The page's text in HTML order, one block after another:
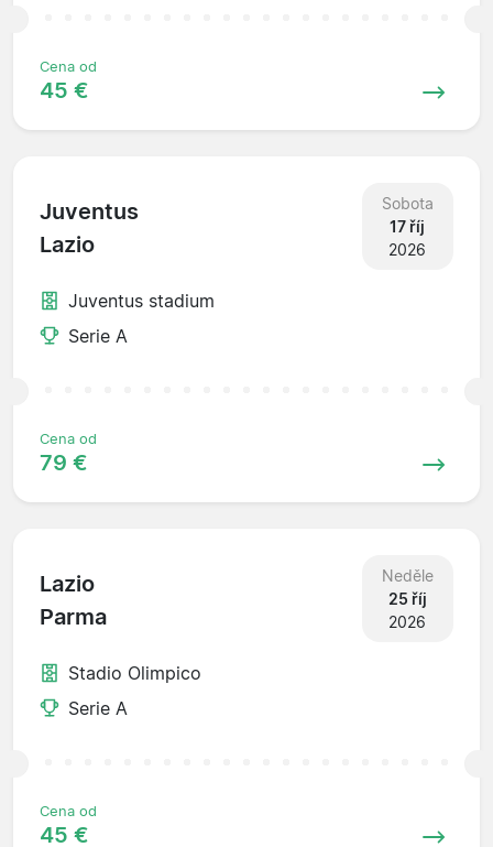
Cena od
45 €
Juventus
Lazio
Sobota
17 říj
2026
Juventus stadium
Serie A
Cena od
79 €
Lazio
Parma
Neděle
25 říj
2026
Stadio Olimpico
Serie A
Cena od
45 €